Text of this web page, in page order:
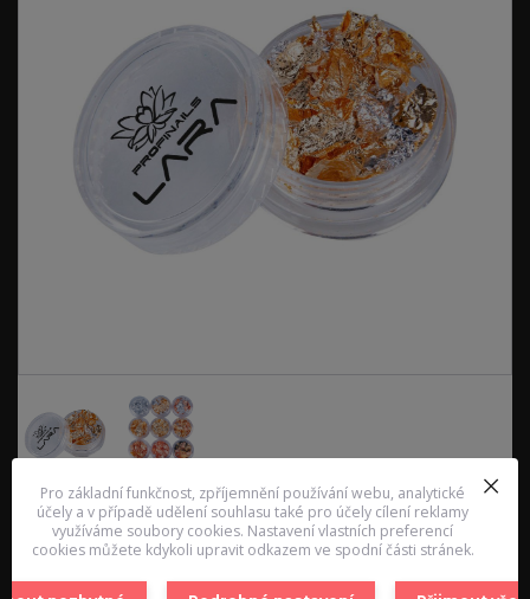
Aluminiová tenká fólie, která dodá vašemu nail artu jedinečný vzhled
použití : ustřihněte si libovolný tvar a velikost a aplikujte do výpotku
barvy pod lesk. barva flakes : stříbrná a zlatácelý popis
Pro základní funkčnost, zpříjemnění používání webu, analytické
účely a v případě udělení souhlasu také pro účely cílení reklamy
využíváme soubory cookies. Nastavení vlastních preferencí
cookies můžete kdykoli upravit odkazem ve spodní části stránek.